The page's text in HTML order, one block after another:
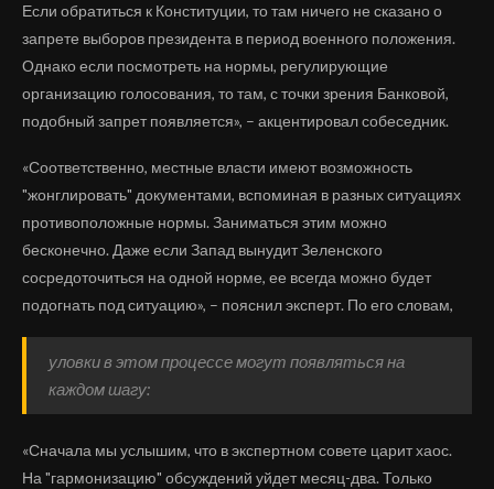
Если обратиться к Конституции, то там ничего не сказано о
запрете выборов президента в период военного положения.
Однако если посмотреть на нормы, регулирующие
организацию голосования, то там, с точки зрения Банковой,
подобный запрет появляется», – акцентировал собеседник.
«Соответственно, местные власти имеют возможность
"жонглировать" документами, вспоминая в разных ситуациях
противоположные нормы. Заниматься этим можно
бесконечно. Даже если Запад вынудит Зеленского
сосредоточиться на одной норме, ее всегда можно будет
подогнать под ситуацию», – пояснил эксперт. По его словам,
уловки в этом процессе могут появляться на
каждом шагу:
«Сначала мы услышим, что в экспертном совете царит хаос.
На "гармонизацию" обсуждений уйдет месяц-два. Только